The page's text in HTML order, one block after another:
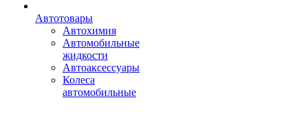
Автотовары
Автохимия
Автомобильные
жидкости
Автоаксессуары
Колеса
автомобильные